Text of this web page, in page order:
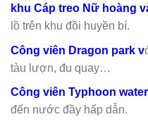
khu Cáp treo Nữ hoàng
lồ trên khu đồi huyền bí.
Công viên Dragon park v
tàu lượn, đu quay…
Công viên Typhoon
đến nước đầy hấp dẫn.